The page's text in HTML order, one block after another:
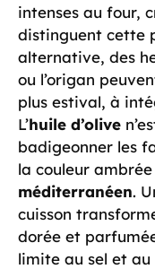
intenses au four,
distinguent cette
alternative, des
ou l’origan
plus estival, à
L’huile d’olive
badigeonner les
la couleur
méditerranéen.
cuisson
dorée et
limite au sel et